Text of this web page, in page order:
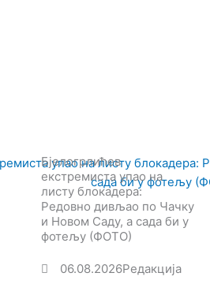
Бјелогрлићев
екстремиста упао на
листу блокадера:
Редовно дивљао по Чачку
и Новом Саду, а сада би у
фотељу (ФОТО)
06.08.2026Редакција